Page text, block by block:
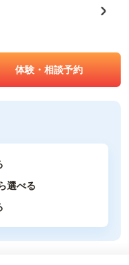
体験・相談予約
選べる